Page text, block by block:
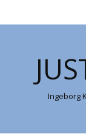
Ingeborg